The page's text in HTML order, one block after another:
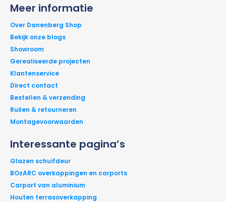
Interessante pagina’s
Glazen schuifdeur
BOzARC overkappingen en carports
Carport van aluminium
Houten terrasoverkapping
Meer informatie
Over Danenberg Shop
Bekijk onze blogs
Showroom
Gerealiseerde projecten
Klantenservice
Direct contact
Bestellen & verzending
Ruilen & retourneren
Montagevoorwaarden